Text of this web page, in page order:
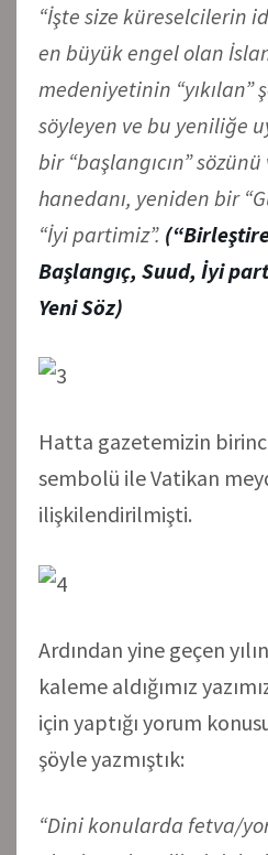
“İşte size küreselcilerin
en büyük engel olan
medeniyetinin
söyleyen ve bu yeniliğe
bir “başlangıcın”
hanedanı, yeniden bir
“İyi partimiz”. (“
Başlangıç, Suud, İyi
Yeni Söz)
Hatta gazetemizin
sembolü ile Vatikan
ilişkilendirilmişti.
Ardından yine geçen
kaleme aldığımız
için yaptığı yorum
şöyle yazmıştık:
“Dini konularda fetva/